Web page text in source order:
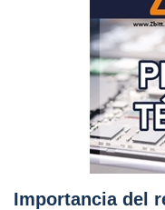
Importancia del